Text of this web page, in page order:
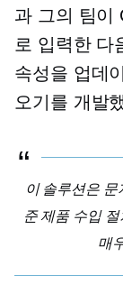
과 그의 팀이
로 입력한 다
속성을 업데
오기를 개발
이 솔루션은
준 제품 수입
매